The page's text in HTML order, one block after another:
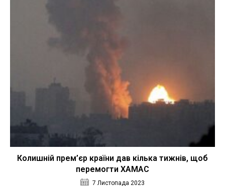
Колишній прем’єр країни дав кілька тижнів, щоб
перемогти ХАМАС
7 Листопада 2023